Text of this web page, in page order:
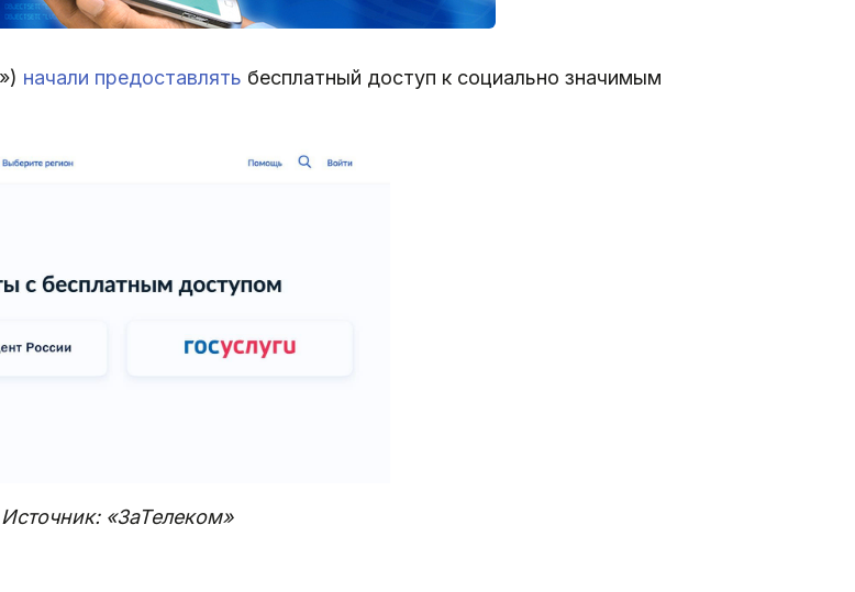
») начали предоставлять бесплатный доступ к социально значимым
Источник: «ЗаТелеком»